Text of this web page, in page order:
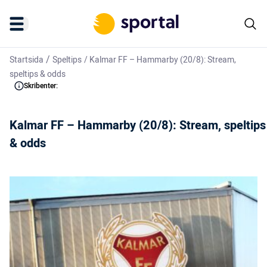
Startsida / Speltips/Kalmar FF – Hammarby (20/8): Stream,
speltips & odds
Skribenter:
Kalmar FF – Hammarby (20/8): Stream, speltips
& odds